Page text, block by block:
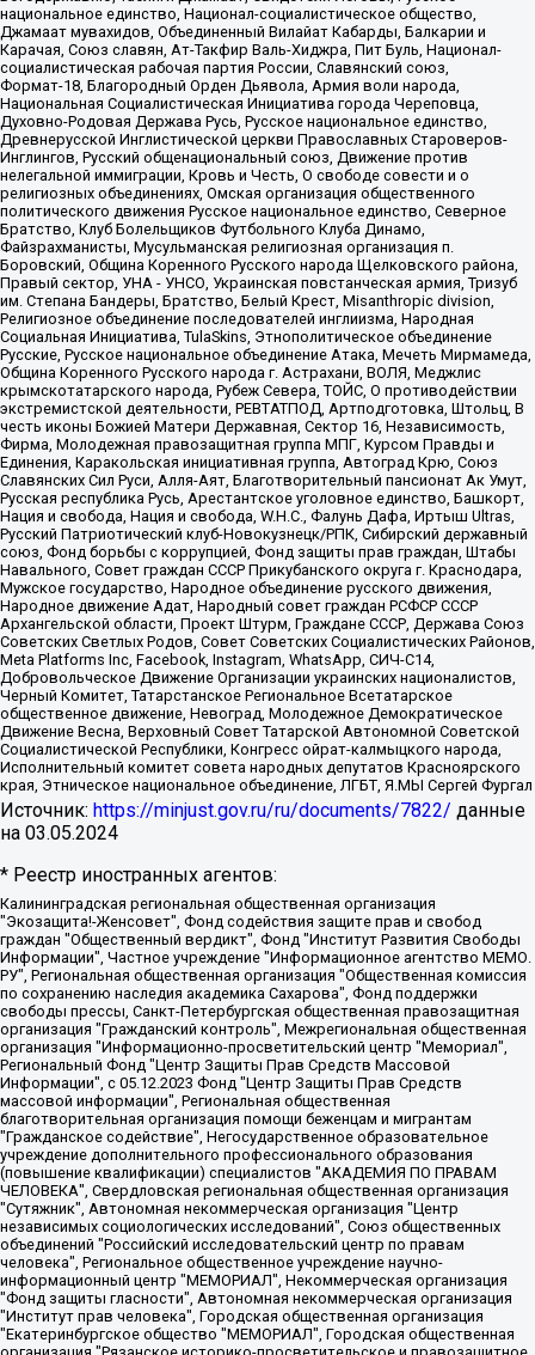
национальное единство, Национал-социалистическое общество,
Джамаат мувахидов, Объединенный Вилайат Кабарды, Балкарии и
Карачая, Союз славян, Ат-Такфир Валь-Хиджра, Пит Буль, Национал-
социалистическая рабочая партия России, Славянский союз,
Формат-18, Благородный Орден Дьявола, Армия воли народа,
Национальная Социалистическая Инициатива города Череповца,
Духовно-Родовая Держава Русь, Русское национальное единство,
Древнерусской Инглистической церкви Православных Староверов-
Инглингов, Русский общенациональный союз, Движение против
нелегальной иммиграции, Кровь и Честь, О свободе совести и о
религиозных объединениях, Омская организация общественного
политического движения Русское национальное единство, Северное
Братство, Клуб Болельщиков Футбольного Клуба Динамо,
Файзрахманисты, Мусульманская религиозная организация п.
Боровский, Община Коренного Русского народа Щелковского района,
Правый сектор, УНА - УНСО, Украинская повстанческая армия, Тризуб
им. Степана Бандеры, Братство, Белый Крест, Misanthropic division,
Религиозное объединение последователей инглиизма, Народная
Социальная Инициатива, TulaSkins, Этнополитическое объединение
Русские, Русское национальное объединение Атака, Мечеть Мирмамеда,
Община Коренного Русского народа г. Астрахани, ВОЛЯ, Меджлис
крымскотатарского народа, Рубеж Севера, ТОЙС, О противодействии
экстремистской деятельности, РЕВТАТПОД, Артподготовка, Штольц, В
честь иконы Божией Матери Державная, Сектор 16, Независимость,
Фирма, Молодежная правозащитная группа МПГ, Курсом Правды и
Единения, Каракольская инициативная группа, Автоград Крю, Союз
Славянских Сил Руси, Алля-Аят, Благотворительный пансионат Ак Умут,
Русская республика Русь, Арестантское уголовное единство, Башкорт,
Нация и свобода, Нация и свобода, W.H.С., Фалунь Дафа, Иртыш Ultras,
Русский Патриотический клуб-Новокузнецк/РПК, Сибирский державный
союз, Фонд борьбы с коррупцией, Фонд защиты прав граждан, Штабы
Навального, Совет граждан СССР Прикубанского округа г. Краснодара,
Мужское государство, Народное объединение русского движения,
Народное движение Адат, Народный совет граждан РСФСР СССР
Архангельской области, Проект Штурм, Граждане СССР, Держава Союз
Советских Светлых Родов, Совет Советских Социалистических Районов,
Meta Platforms Inc, Facebook, Instagram, WhatsApp, СИЧ-С14,
Добровольческое Движение Организации украинских националистов,
Черный Комитет, Татарстанское Региональное Всетатарское
общественное движение, Невоград, Молодежное Демократическое
Движение Весна, Верховный Совет Татарской Автономной Советской
Социалистической Республики, Конгресс ойрат-калмыцкого народа,
Исполнительный комитет совета народных депутатов Красноярского
края, Этническое национальное объединение, ЛГБТ, Я.МЫ Сергей Фургал
Источник: https://minjust.gov.ru/ru/documents/7822/ данные
на 03.05.2024
* Реестр иностранных агентов:
Калининградская региональная общественная организация "Экозащита!-Женсовет", Фонд содействия защите прав и свобод граждан "Общественный вердикт", Фонд "Институт Развития Свободы Информации", Частное учреждение "Информационное агентство МЕМО. РУ", Региональная общественная организация "Общественная комиссия по сохранению наследия академика Сахарова", Фонд поддержки свободы прессы, Санкт-Петербургская общественная правозащитная организация "Гражданский контроль", Межрегиональная общественная организация "Информационно-просветительский центр "Мемориал", Региональный Фонд "Центр Защиты Прав Средств Массовой Информации", с 05.12.2023 Фонд "Центр Защиты Прав Средств массовой информации", Региональная общественная благотворительная организация помощи беженцам и мигрантам "Гражданское содействие", Негосударственное образовательное учреждение дополнительного профессионального образования (повышение квалификации) специалистов "АКАДЕМИЯ ПО ПРАВАМ ЧЕЛОВЕКА", Свердловская региональная общественная организация "Сутяжник", Автономная некоммерческая организация "Центр независимых социологических исследований", Союз общественных объединений "Российский исследовательский центр по правам человека", Региональное общественное учреждение научно-информационный центр "МЕМОРИАЛ", Некоммерческая организация "Фонд защиты гласности", Автономная некоммерческая организация "Институт прав человека", Городская общественная организация "Екатеринбургское общество "МЕМОРИАЛ", Городская общественная организация "Рязанское историко-просветительское и правозащитное общество "Мемориал" (Рязанский Мемориал), Челябинский региональный орган общественной самодеятельности – женское общественное объединение "Женщины Евразии", Челябинский региональный орган общественной самодеятельности "Уральская правозащитная группа", Фонд содействия защите здоровья и социальной справедливости имени Андрея Рылькова, Автономная Некоммерческая Организация "Аналитический Центр Юрия Левады", Автономная некоммерческая организация социальной поддержки населения "Проект Апрель", Региональная общественная организация помощи женщинам и детям, находящимся в кризисной ситуации "Информационно-методический центр "Анна", Фонд содействия развитию массовых коммуникаций и правовому просвещению "Так-так-Так", Фонд содействия устойчивому развитию "Серебряная тайга", Свердловский региональный общественный фонд социальных проектов "Новое время", "Idel.Реалии", Кавказ.Реалии, Крым.Реалии, Телеканал Настоящее Время, Татаро-башкирская служба Радио Свобода (Azatliq Radiosi), Радио Свободная Европа/Радио Свобода (PCE/PC), "Сибирь.Реалии", "Фактограф", Благотворительный фонд помощи осужденным и их семьям, Автономная некоммерческая организация "Институт глобализации и социальных движений", Фонд "В защиту прав заключенных", Частное учреждение "Центр поддержки и содействия развитию средств массовой информации", Пензенский региональный общественный благотворительный фонд "Гражданский союз", "Север.Реалии", Некоммерческая организация Фонд "Правовая инициатива", Общество с ограниченной ответственностью "Радио Свободная Европа/Радио Свобода", Чешское информационное агентство "MEDIUM-ORIENT", Красноярская региональная общественная организация "Мы против СПИДа", Камалягин Денис Николаевич, Маркелов Сергей Евгеньевич, Пономарев Лев Александрович, Савицкая Людмила Алексеевна, Автономная некоммерческая организация "Центр по работе с проблемой насилия "НАСИЛИЮ.НЕТ", Межрегиональный профессиональный союз работников здравоохранения "Альянс врачей", Юридическое лицо, зарегистрированное в Латвийской Республике, SIA "Medusa Project" (регистрационный номер 40103797863, дата регистрации 10.06.2014), Некоммерческая организация "Фонд по борьбе с коррупцией", Автономная некоммерческая организация "Институт права и публичной политики", Баданин Роман Сергеевич, Гликин Максим Александрович, Железнова Мария Михайловна, Лукьянова Юлия Сергеевна, Маетная Елизавета Витальевна, Маняхин Петр Борисович, Чуракова Ольга Владимировна, Ярош Юлия Петровна, Юридическое лицо "The Insider SIA", зарегистрированное в Риге, Латвийская Республика (дата регистрации 26.06.2015), являющееся администратором доменного имени интернет-издания "The Insider SIA", https://theins.ru, Постернак Алексей Евгеньевич, Рубин Михаил Аркадьевич, Анин Роман Александрович, Юридическое лицо Istories fonds, зарегистрированное в Латвийской Республике (регистрационный номер 50008295751, дата регистрации 24.02.2020), Великовский Дмитрий Александрович, Долинина Ирина Николаевна, Мароховская Алеся Алексеевна, Шлейнов Роман Юрьевич, Шмагун Олеся Валентиновна, Общество с ограниченной ответственностью "Альтаир 2021", Общество с ограниченной ответственностью "Вега 2021", Общество с ограниченной ответственностью "Главный редактор 2021", Общество с ограниченной ответственностью "Ромашки монолит", Важенков Артем Валерьевич, Ивановская областная общественная организация "Центр гендерных исследований", Гурман Юрий Альбертович, Медиапроект "ОВД-Инфо", Егоров Владимир Владимирович, Жилинский Владимир Александрович, Общество с ограниченной ответственностью "ЗП", Иванова София Юрьевна, Карезина Инна Павловна, Кильтау Екатерина Викторовна, Петров Алексей Викторович, Пискунов Сергей Евгеньевич, Смирнов Сергей Сергеевич, Тихонов Михаил Сергеевич, Общество с ограниченной ответственностью "ЖУРНАЛИСТ-ИНОСТРАННЫЙ АГЕНТ", Арапова Галина Юрьевна, Вольтская Татьяна Анатольевна, Американская компания "Mason G.E.S. Anonymous Foundation" (США), являющаяся владельцем интернет-издания https://mnews.world/, Компания "Stichting Bellingcat", зарегистрированная в Нидерландах (дата регистрации 11.07.2018), Захаров Андрей Вячеславович, Клепиковская Екатерина Дмитриевна, Общество с ограниченной ответственностью "МЕМО", Перл Роман Александрович, Симонов Евгений Алексеевич, Соловьева Елена Анатольевна, Сотников Даниил Владимирович, Сурначева Елизавета Дмитриевна, Автономная некоммерческая организация по защите прав человека и информированию населения "Якутия – Наше Мнение", Общество с ограниченной ответственностью "Москоу диджитал медиа", с 26.01.2023 Общество с ограниченной ответственностью "Чайка Белые сады", Ветошкина Валерия Валерьевна, Заговора Максим Александрович, Межрегиональное общественное движение "Российская ЛГБТ - сеть", Оленичев Максим Владимирович, Павлов Иван Юрьевич, Скворцова Елена Сергеевна, Общество с ограниченной ответственностью "Как бы инагент", Кочетков Игорь Викторович, Общество с ограниченной ответственностью "Честные выборы", Еланчик Олег Александрович, Общество с ограниченной ответственностью "Нобелевский призыв", Гималова Регина Эмилевна, Григорьев Андрей Валерьевич, Григорьева Алина Александровна, Ассоциация по содействию защите прав призывников, альтернативнослужащих и военнослужащих "Правозащитная группа "Гражданин.Армия.Право", Хисамова Регина Фаритовна, Автономная некоммерческая организация по реализации социально-правовых программ "Лилит", Дальневосточное общественное движение "Маяк", Санкт-Петербургская ЛГБТ-инициативная группа "Выход", Инициативная группа ЛГБТ+ "Реверс", Алексеев Андрей Викторович, Бекбулатова Таисия Львовна, Беляев Иван Михайлович, Владыкина Елена Сергеевна, Гельман Марат Александрович, Никульшина Вероника Юрьевна, Толоконникова Надежда Андреевна, Шендерович Виктор Анатольевич, Общество с ограниченной ответственностью "Данное сообщение", Общество с ограниченной ответственностью Издательский дом "Новая глава", Айнбиндер Александра Александровна, Московский комьюнити-центр для ЛГБТ+инициатив, Благотворительный фонд развития филантропии, Deutsche Welle (Германия, Kurt-Schumacher-Strasse 3, 53113 Bonn), Борзунова Мария Михайловна, Воробьев Виктор Викторович, Голубева Анна Львовна, Константинова Алла Михайловна, Малкова Ирина Владимировна, Мурадов Мурад Абдулгалимович, Осетинская Елизавета Николаевна, Понасенков Евгений Николаевич, Ганапольский Матвей Юрьевич, Киселев Евгений Алексеевич, Борухович Ирина Григорьевна, Дремин Иван Тимофеевич, Дубровский Дмитрий Викторович, Красноярская региональная общественная организация поддержки и развития альтернативных образовательных технологий и межкультурных коммуникаций "ИНТЕРРА", Маяковская Екатерина Алексеевна, Фейгин Марк Захарович, Филимонов Андрей Викторович, Дзугкоева Регина Николаевна, Доброхотов Роман Александрович, Дудь Юрий Александрович, Елкин Сергей Владимирович, Кругликов Кирилл Игоревич, Сабунаева Мария Леонидовна, Семенов Алексей Владимирович, Шаинян Карен Багратович, Шульман Екатерина Михайловна, Асафьев Артур Валерьевич, Вахштайн Виктор Семенович, Венедиктов Алексей Алексеевич, Лушникова Екатерина Евгеньевна, Волков Леонид Михайлович, Невзоров Александр Глебович, Пархоменко Сергей Борисович, Сироткин Ярослав Николаевич, Кара-Мурза Владимир Владимирович, Баранова Наталья Владимировна, Гозман Леонид Яковлевич, Кагарлицкий Борис Юльевич, Климарев Михаил Валерьевич, Милов Владимир Станиславович, Автономная некоммерческая организация Краснодарский центр современного искусства "Типография", Моргенштерн Алишер Тагирович, Соболь Любовь Эдуардовна, Общество с ограниченной ответственностью "ЛИЗА НОРМ", Каспаров Гарри Кимович, Ходорковский Михаил Борисович, Общество с ограниченной ответственностью "Апрельские тезисы", Данилович Ирина Брониславовна, Кашин Олег Владимирович, Петров Николай Владимирович, Пивоваров Алексей Владимирович, Соколов Михаил Владимирович, Цветкова Юлия Владимировна, Чичваркин Евгений Александрович, Комитет против пыток/Команда против пыток, Общество с ограниченной ответственностью "Первый научный", Общество с ограниченной ответственностью "Вертолет и ко", Белоцерковская Вероника Борисовна, Кац Максим Евгеньевич, Лазарева Татьяна Юрьевна, Шаведдинов Руслан Табризович, Яшин Илья Валерьевич, Общество с ограниченной ответственностью "Иноагент ААВ", Алешковский Дмитрий Петрович, Альбац Евгения Марковна, Быков Дмитрий Львович, Галямина Юлия Евгеньевна, Лойко Сергей Леонидович, Мартынов Кирилл Константинович, Медведев Сергей Александрович, Крашенинников Федор Геннадиевич, Гордеева Катерина Вл